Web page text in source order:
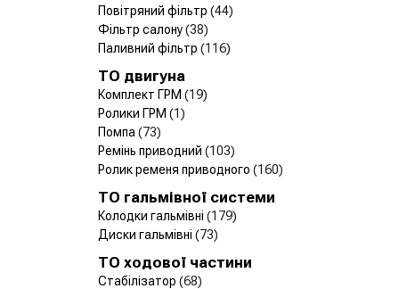
Повітряний фільтр (44)
Фільтр салону(38)
Паливний фільтр (116)
ТО двигуна
Комплект ГРМ (19)
Ролики ГРМ (1)
Помпа (73)
Ремінь приводний (103)
Ролик ременя приводного (160)
ТО гальмівної системи
Колодки гальмівні (179)
Диски гальмівні (73)
ТО ходової частини
Стабілізатор (68)